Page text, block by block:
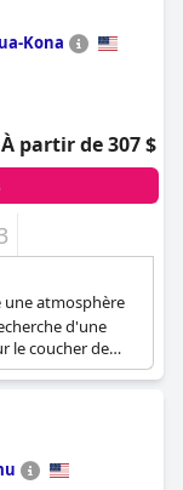
Kona
À partir de 307 $
une atmosphère
d'une
le coucher de